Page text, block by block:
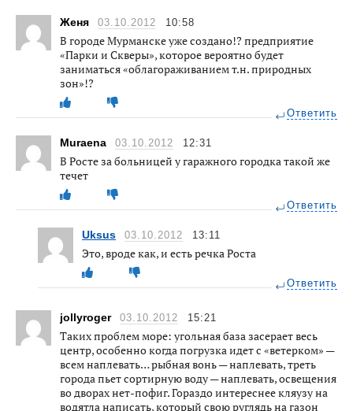
Женя 03.10.2012 10:58
В городе Мурманске уже создано!? предприятие
«Парки и Скверы», которое вероятно будет
заниматься «облагораживанием т.н. природных
зон»!?
Ответить
Muraena 03.10.2012 12:31
В Росте за больницей у гаражного городка такой же
течет
Ответить
Uksus 03.10.2012 13:11
Это, вроде как, и есть речка Роста
Ответить
jollyroger 03.10.2012 15:21
Таких проблем море: угольная база засерает весь
центр, особенно когда погрузка идет с «ветерком» —
всем наплевать… рыбная вонь — наплевать, треть
города пьет сортирную воду — наплевать, освещения
во дворах нет-пофиг. Гораздо интереснее кляузу на
водятла написать, который свою руглядь на газон